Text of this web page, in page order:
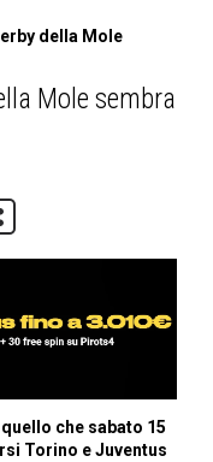
della Mole
Mole sembra
che sabato 15
Torino e Juventus